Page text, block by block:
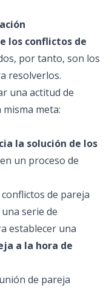
los conflictos de
por tanto, son los
resolverlos.
una actitud de
meta:
la solución de los
un proceso de
de pareja
serie de
establecer una
a la hora de
de pareja